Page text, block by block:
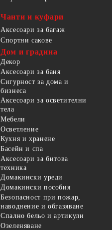
Чанти и куфари
Аксесоари за багаж
Спортни сакове
Дом и градина
Декор
Аксесоари за баня
Сигурност за дома и
бизнеса
Аксесоари за осветителни
тела
Мебели
Осветление
Кухня и хранене
Басейн и спа
Аксесоари за битова
техника
Домакински уреди
Домакински пособия
Безопасност при пожар,
наводнение и обгазяване
Спално бельо и артикули
Озеленяване